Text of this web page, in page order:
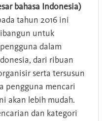
bahasa Indonesia)
tahun 2016 ini
untuk
dalam
dari ribuan
serta tersusun
pengguna mencari
akan lebih mudah.
dan kategori